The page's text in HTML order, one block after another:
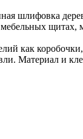
шлифовка
щитах,
как
Материал и